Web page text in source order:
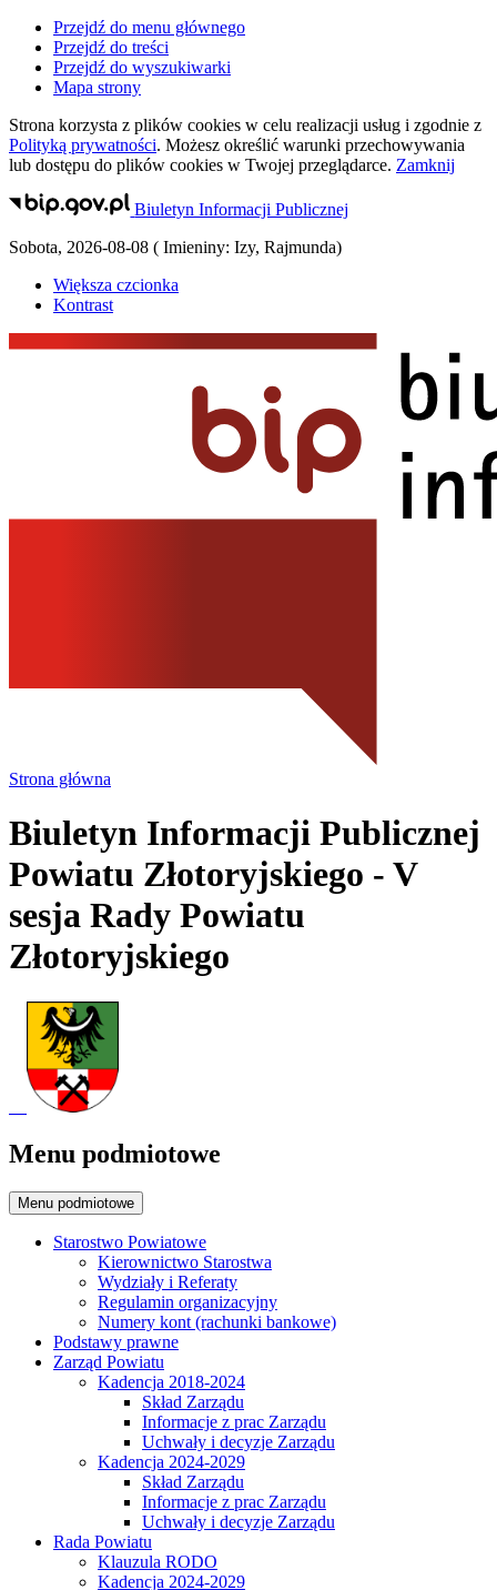
Przejdź do menu głównego
Przejdź do treści
Przejdź do wyszukiwarki
Mapa strony
Strona korzysta z plików cookies w celu realizacji usług i zgodnie z
Polityką prywatności. Możesz określić warunki przechowywania
lub dostępu do plików cookies w Twojej przeglądarce. Zamknij
Biuletyn Informacji Publicznej
Sobota, 2026-08-08 ( Imieniny: Izy, Rajmunda)
Większa czcionka
Kontrast
Strona główna
Biuletyn Informacji Publicznej
Powiatu Złotoryjskiego - V
sesja Rady Powiatu
Złotoryjskiego
Menu podmiotowe
Menu podmiotowe
Starostwo Powiatowe
Kierownictwo Starostwa
Wydziały i Referaty
Regulamin organizacyjny
Numery kont (rachunki bankowe)
Podstawy prawne
Zarząd Powiatu
Kadencja 2018-2024
Skład Zarządu
Informacje z prac Zarządu
Uchwały i decyzje Zarządu
Kadencja 2024-2029
Skład Zarządu
Informacje z prac Zarządu
Uchwały i decyzje Zarządu
Rada Powiatu
Klauzula RODO
Kadencja 2024-2029